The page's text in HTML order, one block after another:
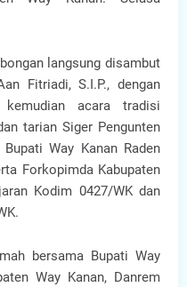
langsung disambut
Fitriadi, S.I.P., dengan
kemudian acara tradisi
tarian Siger Pengunten
Way Kanan Raden
Forkopimda Kabupaten
Kodim 0427/WK dan
bersama Bupati Way
Way Kanan, Danrem